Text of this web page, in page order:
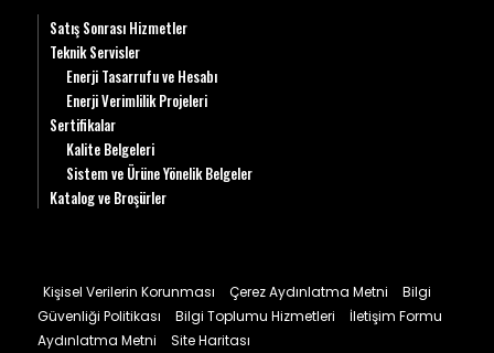
Satış Sonrası Hizmetler
Teknik Servisler
Enerji Tasarrufu ve Hesabı
Enerji Verimlilik Projeleri
Sertifikalar
Kalite Belgeleri
Sistem ve Ürüne Yönelik Belgeler
Katalog ve Broşürler
Kişisel Verilerin Korunması Çerez Aydınlatma Metni
Bilgi
Güvenliği Politikası
Bilgi Toplumu Hizmetleri
İletişim Formu
Aydınlatma Metni
Site Haritası